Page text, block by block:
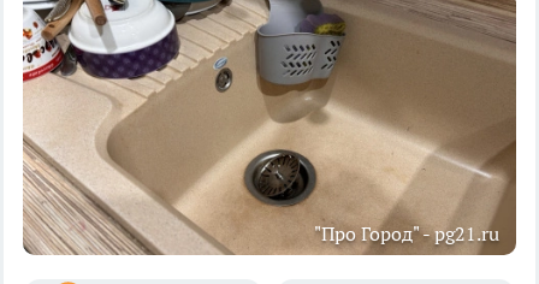
"Про Город" - pg21.ru